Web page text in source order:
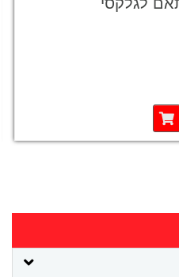
היה: הוא: